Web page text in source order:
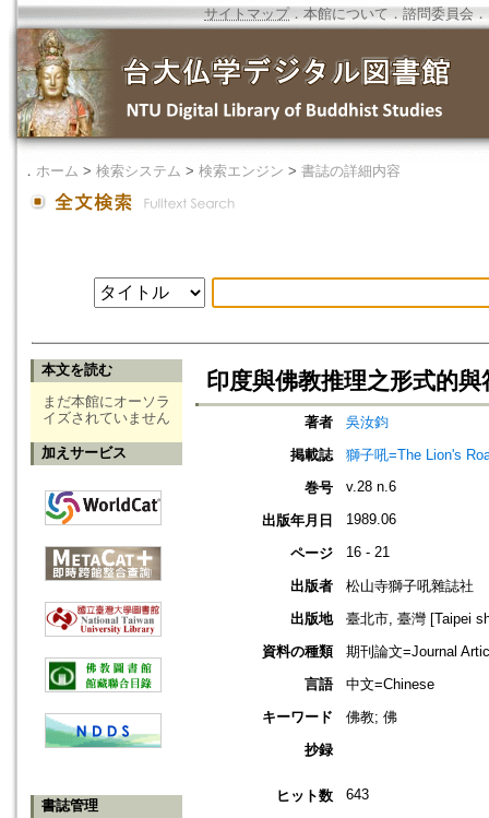
サイトマップ．本館について ． 諮問委員会 ．
． ホーム > 検索システム > 検索エンジン > 書誌の詳細内容
本文を読む
まだ本館にオーソラ
イズされていません
加えサービス
書誌管理
印度與佛教推理之形式的
著者
吳汝鈞
掲載誌
獅子吼=The Lion's
巻号
v.28 n.6
出版年月日 1989.06
ページ 16 - 21
出版者
松山寺獅子吼雜誌社
出版地
臺北市, 臺灣 [Taipei
資料の種類
期刊論文=Journal
言語
中文=Chinese
キーワード
佛教; 佛
抄録
ヒット数 643